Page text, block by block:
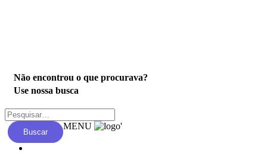
Não encontrou o que procurava?
Use nossa busca
Buscar
MENU '